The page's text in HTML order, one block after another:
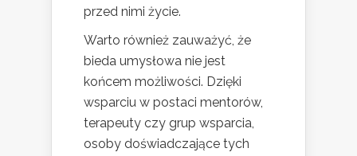
przed nimi życie.
Warto również zauważyć, że
bieda umysłowa nie jest
końcem możliwości. Dzięki
wsparciu w postaci mentorów,
terapeuty czy grup wsparcia,
osoby doświadczające tych